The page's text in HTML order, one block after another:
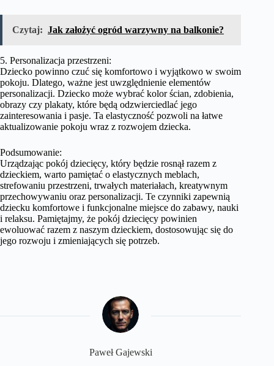
Czytaj: Jak założyć ogród warzywny na balkonie?
5. Personalizacja przestrzeni:
Dziecko powinno czuć się komfortowo i wyjątkowo w swoim
pokoju. Dlatego, ważne jest uwzględnienie elementów
personalizacji. Dziecko może wybrać kolor ścian, zdobienia,
obrazy czy plakaty, które będą odzwierciedlać jego
zainteresowania i pasje. Ta elastyczność pozwoli na łatwe
aktualizowanie pokoju wraz z rozwojem dziecka.
Podsumowanie:
Urządzając pokój dziecięcy, który będzie rosnął razem z
dzieckiem, warto pamiętać o elastycznych meblach,
strefowaniu przestrzeni, trwałych materiałach, kreatywnym
przechowywaniu oraz personalizacji. Te czynniki zapewnią
dziecku komfortowe i funkcjonalne miejsce do zabawy, nauki
i relaksu. Pamiętajmy, że pokój dziecięcy powinien
ewoluować razem z naszym dzieckiem, dostosowując się do
jego rozwoju i zmieniających się potrzeb.
Paweł Gajewski